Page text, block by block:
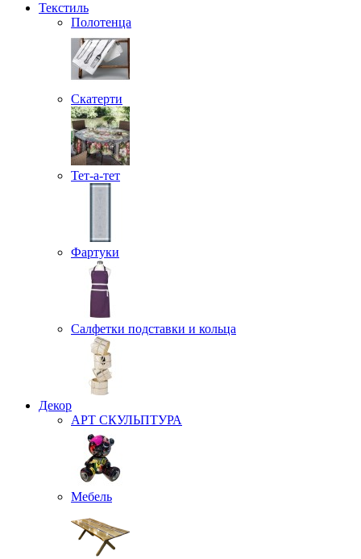
Текстиль
Полотенца
Скатерти
Тет-а-тет
Фартуки
Салфетки подставки и кольца
Декор
АРТ СКУЛЬПТУРА
Мебель